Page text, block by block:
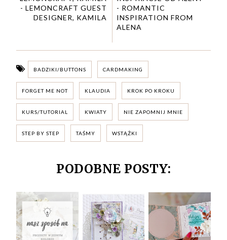
- LEMONCRAFT GUEST
DESIGNER, KAMILA
- ROMANTIC
INSPIRATION FROM
ALENA
BADZIKI/BUTTONS CARDMAKING
FORGET ME NOT KLAUDIA KROK PO KROKU
KURS/TUTORIAL KWIATY NIE ZAPOMNIJ MNIE
STEP BY STEP TAŚMY WSTĄŻKI
PODOBNE POSTY: